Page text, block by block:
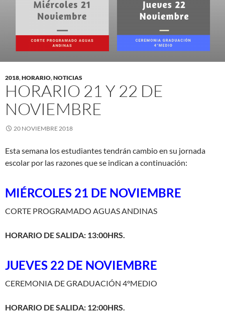
2018,HORARIO,NOTICIAS
HORARIO 21 Y 22 DE
NOVIEMBRE
20 NOVIEMBRE 2018
Esta semana los estudiantes tendrán cambio en su jornada
escolar por las razones que se indican a continuación:
MIÉRCOLES 21 DE NOVIEMBRE
CORTE PROGRAMADO AGUAS ANDINAS
HORARIO DE SALIDA: 13:00HRS.
JUEVES 22 DE NOVIEMBRE
CEREMONIA DE GRADUACIÓN 4°MEDIO
HORARIO DE SALIDA: 12:00HRS.